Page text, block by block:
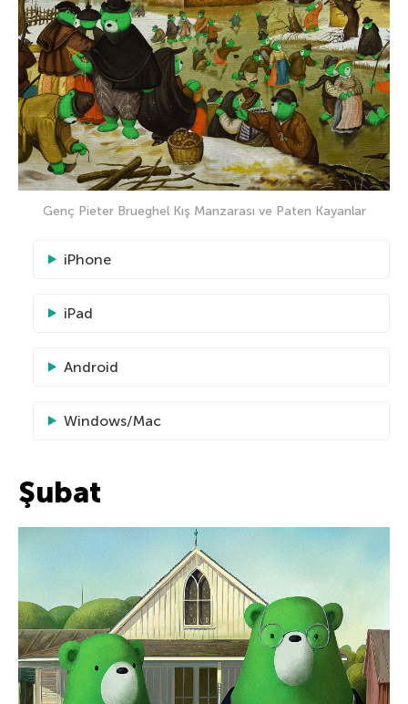
Genç Pieter Brueghel Kış Manzarası ve Paten Kayanlar
iPhone
iPad
Android
Windows/Mac
Şubat